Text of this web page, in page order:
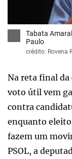
Tabata
Paulo
crédito: Rovena
Na reta final
voto útil vem
contra
enquanto
fazem um
PSOL, a